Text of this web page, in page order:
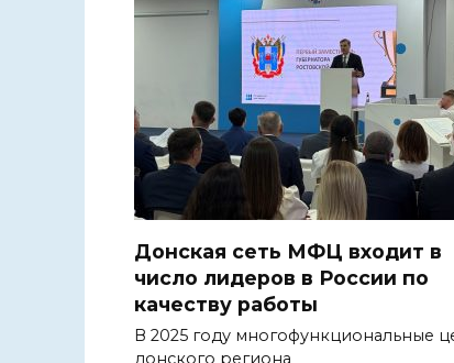
Донская сеть МФЦ входит в
число лидеров в России по
качеству работы
В 2025 году многофункциональные
донского региона